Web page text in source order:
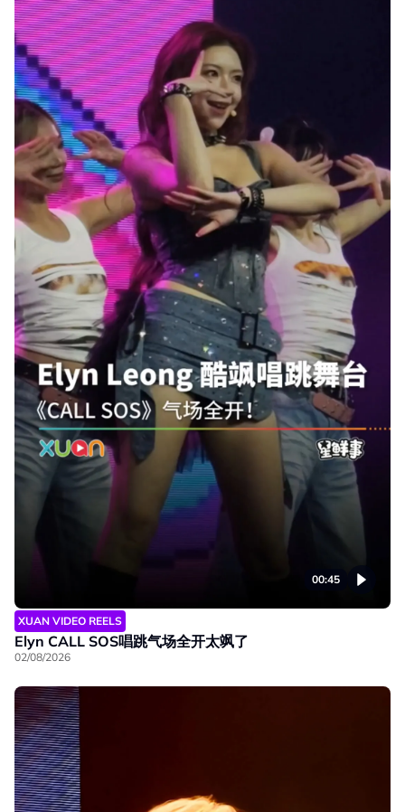
00:45
XUAN VIDEO REELS
Elyn CALL SOS唱跳气场全开太飒了
02/08/2026